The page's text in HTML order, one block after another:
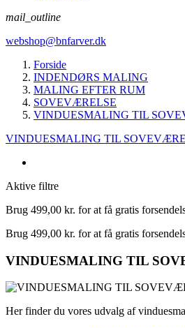
mail_outline
webshop@bnfarver.dk
Forside
INDENDØRS MALING
MALING EFTER RUM
SOVEVÆRELSE
VINDUESMALING TIL
VINDUESMALING TIL
Aktive filtre
Brug 499,00 kr. for at få gratis
Brug 499,00 kr. for at få gratis
VINDUESMALING TIL
Her finder du vores udvalg af